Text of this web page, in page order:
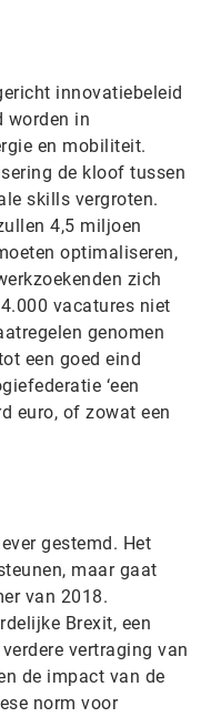
innovatiebeleid
worden in
en mobiliteit.
de kloof tussen
skills vergroten.
4,5 miljoen
optimaliseren,
zich
vacatures niet
genomen
een goed eind
‘een
euro, of zowat een
gestemd. Het
maar gaat
van 2018.
Brexit, een
vertraging van
de impact van de
norm voor